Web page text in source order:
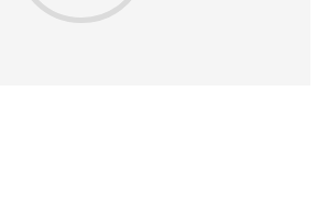
Video